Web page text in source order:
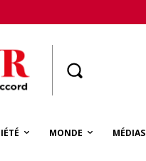
MONDE MÉDIAS